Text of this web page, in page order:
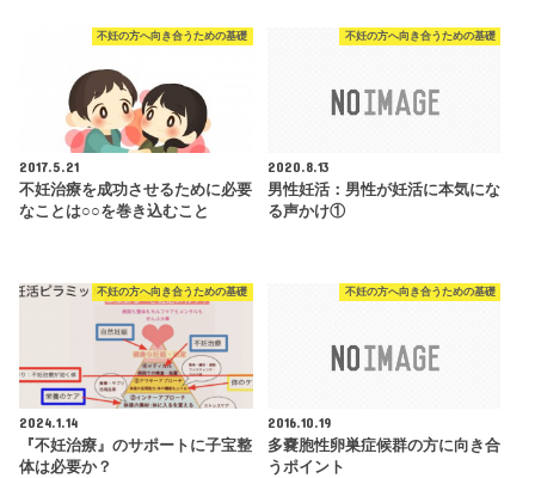
不妊の方へ向き合うための基礎
2017.5.21
不妊治療を成功させるために必要
なことは○○を巻き込むこと
不妊の方へ向き合うための基礎
2020.8.13
男性妊活：男性が妊活に本気にな
る声かけ①
不妊の方へ向き合うための基礎
2024.1.14
『不妊治療』のサポートに子宝整
体は必要か？
不妊の方へ向き合うための基礎
2016.10.19
多嚢胞性卵巣症候群の方に向き合
うポイント